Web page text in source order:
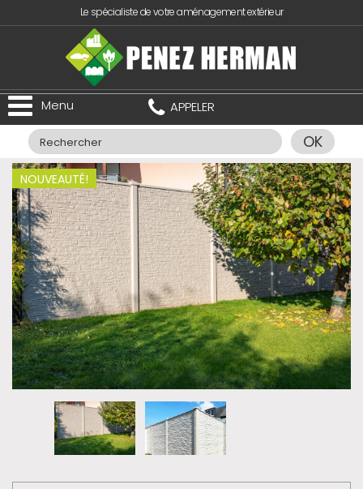
Le spécialiste de votre aménagement extérieur
APPELER
OK
Menu
NOUVEAUTÉ!